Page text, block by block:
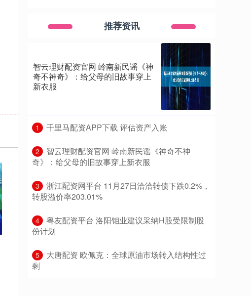
推荐资讯
智云理财配资官网 岭南新民谣《神
奇不神奇》：给父母的旧故事穿上
新衣服
1 ​千里马配资APP下载 评估资产入账
2
​智云理财配资官网 岭南新民谣《神奇不神
奇》：给父母的旧故事穿上新衣服
3
​浙江配资网平台 11月27日洽洽转债下跌0.2%，
转股溢价率203.01%
4
​粤友配资平台 洛阳钼业建议采纳H股受限制股
份计划
5
​大唐配资 欧佩克：全球原油市场转入结构性过
剩